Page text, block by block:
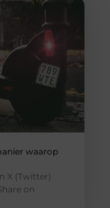
waarop
X (Twitter)
on